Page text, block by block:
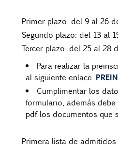
Primer plazo: del 9 al 26
Segundo plazo: del 13 al
Tercer plazo: del 25 al 28
Para realizar la
al siguiente enlace
Cumplimentar los
formulario, además
pdf los documentos que
Primera lista de